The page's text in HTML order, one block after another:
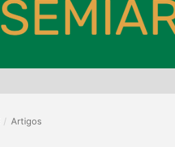
/ Artigos